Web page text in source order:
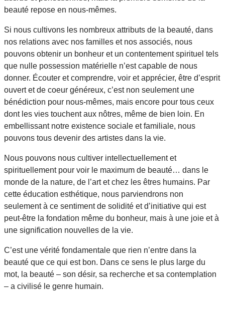
beauté repose en nous-mêmes.
Si nous cultivons les nombreux attributs de la beauté, dans
nos relations avec nos familles et nos associés, nous
pouvons obtenir un bonheur et un contentement spirituel tels
que nulle possession matérielle n’est capable de nous
donner. Écouter et comprendre, voir et apprécier, être d’esprit
ouvert et de coeur généreux, c’est non seulement une
bénédiction pour nous-mêmes, mais encore pour tous ceux
dont les vies touchent aux nôtres, même de bien loin. En
embellissant notre existence sociale et familiale, nous
pouvons tous devenir des artistes dans la vie.
Nous pouvons nous cultiver intellectuellement et
spirituellement pour voir le maximum de beauté… dans le
monde de la nature, de l’art et chez les êtres humains. Par
cette éducation esthétique, nous parviendrons non
seulement à ce sentiment de solidité et d’initiative qui est
peut-être la fondation même du bonheur, mais à une joie et à
une signification nouvelles de la vie.
C’est une vérité fondamentale que rien n’entre dans la
beauté que ce qui est bon. Dans ce sens le plus large du
mot, la beauté – son désir, sa recherche et sa contemplation
– a civilisé le genre humain.